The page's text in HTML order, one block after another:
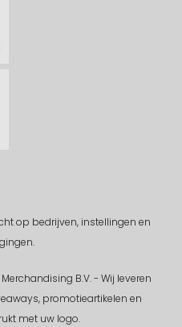
op bedrijven, instellingen en
B.V. - Wij leveren
promotieartikelen en
met uw logo.